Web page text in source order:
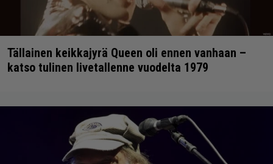
Tällainen keikkajyrä Queen oli ennen vanhaan –
katso tulinen livetallenne vuodelta 1979